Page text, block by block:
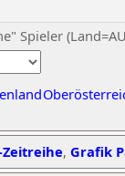
Spieler
, Grafik